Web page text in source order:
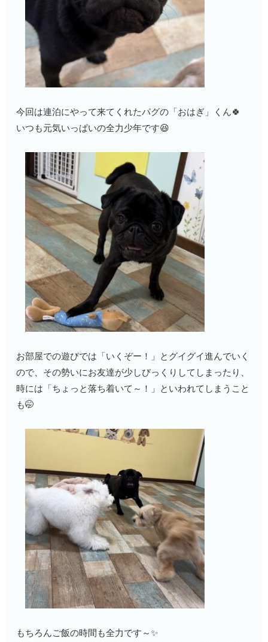
今回は連泊にやって来てくれたパグの「おはぎ」くん🍀
いつも元気いっぱいの全力少年です😆
お部屋での遊びでは「いくぞー！」とグイグイ進んでいく
ので、その勢いにお友達が少しびっくりしてしまったり、
時には「ちょっと落ち着いて～！」といわれてしまうこと
も🤭
もちろんご飯の時間も全力です～✨